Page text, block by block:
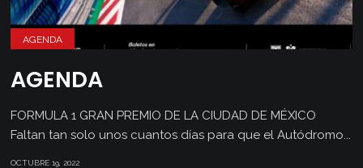
AGENDA
AGENDA
FORMULA 1 GRAN PREMIO DE LA CIUDAD DE MÉXICO
Faltan tan solo unos cuantos días para que el Autódromo...
OCTUBRE 19, 2022